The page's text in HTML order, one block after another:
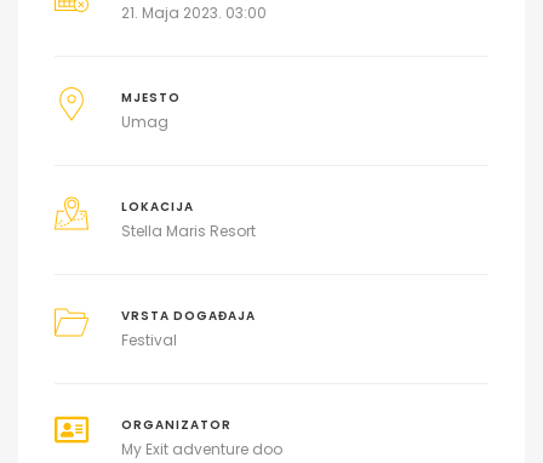
21. Maja 2023. 03:00
MJESTO
Umag
LOKACIJA
Stella Maris Resort
VRSTA DOGAĐAJA
Festival
ORGANIZATOR
My Exit adventure doo